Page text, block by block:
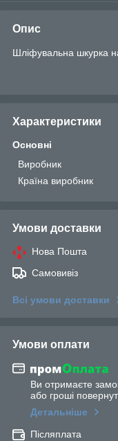
Опис
Шліфувальна шкурка
Характеристики
Основні
Виробник
Країна виробник
Умови доставки
Нова Пошта
Самовивіз
Всі умови доставки
Умови оплати
Ви отримаєте
або гроші
Детальніше
Післяплата